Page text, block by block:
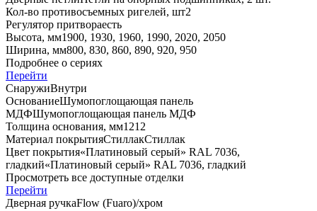
Кол-во противосъемных ригелей, шт2
Регулятор притвораесть
Высота, мм1900, 1930, 1960, 1990, 2020, 2050
Ширина, мм800, 830, 860, 890, 920, 950
Подробнее о сериях
Перейти
СнаружиВнутри
ОснованиеШумопоглощающая панель
МДФШумопоглощающая панель МДФ
Толщина основания, мм1212
Материал покрытияСтиллакСтиллак
Цвет покрытия«Платиновый серый» RAL 7036,
гладкий«Платиновый серый» RAL 7036, гладкий
Просмотреть все доступные отделки
Перейти
Дверная ручкаFlow (Fuaro)/хром